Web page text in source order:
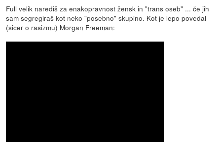
Full velik narediš za enakopravnost žensk in "trans oseb" ... če jih
sam segregiraš kot neko "posebno" skupino. Kot je lepo povedal
(sicer o rasizmu) Morgan Freeman: